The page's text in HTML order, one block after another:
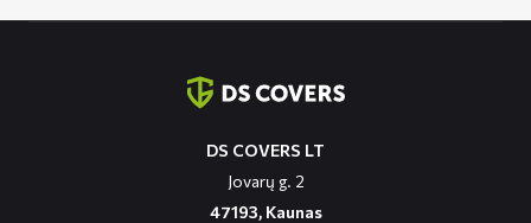
DS COVERS LT
Jovarų g. 2
47193, Kaunas